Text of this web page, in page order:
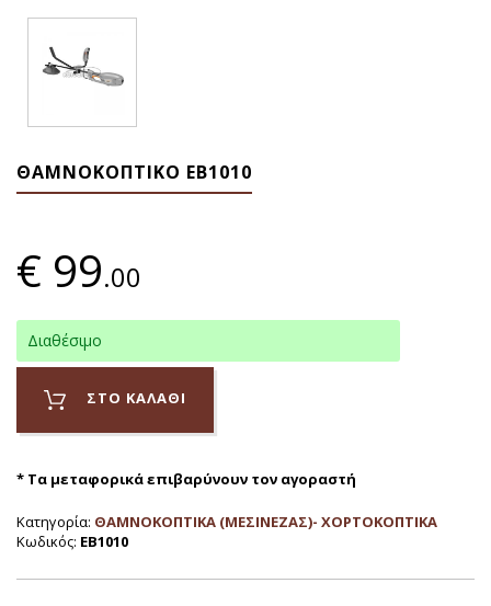
ΘΑΜΝΟΚΟΠΤΙΚΟ ΕΒ1010
€ 99.00
Διαθέσιμο
ΣΤΟ ΚΑΛΑΘΙ
* Τα μεταφορικά επιβαρύνουν τον αγοραστή
Κατηγορία: ΘΑΜΝΟΚΟΠΤΙΚΑ (ΜΕΣΙΝΕΖΑΣ)- ΧΟΡΤΟΚΟΠΤΙΚΑ
Κωδικός: ΕΒ1010